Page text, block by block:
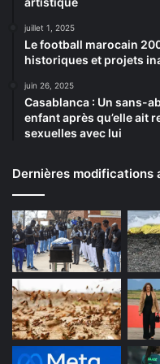
juillet 1, 2025
Le football marocain
historiques et projets
juin 26, 2025
Casablanca : Un sans-
enfant après qu’elle ait
sexuelles avec lui
Dernières modifications